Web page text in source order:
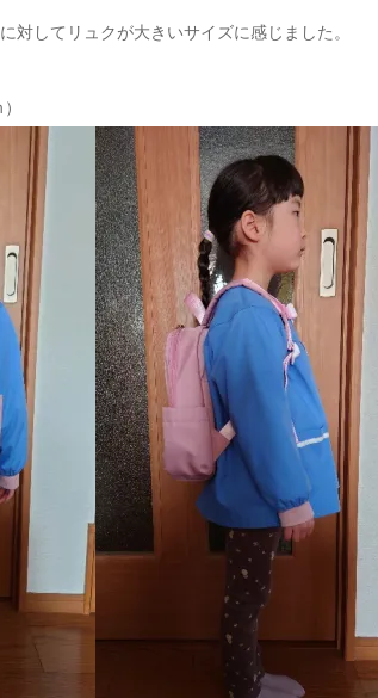
対してリュクが大きいサイズに感じました。